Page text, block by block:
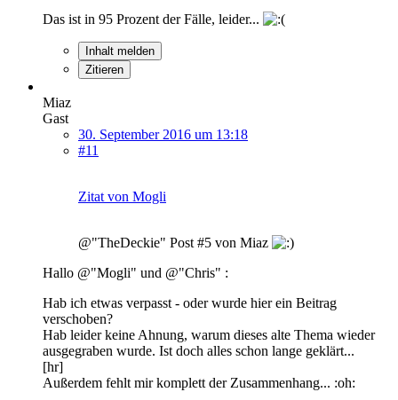
Das ist in 95 Prozent der Fälle, leider...
Inhalt melden
Zitieren
Miaz
Gast
30. September 2016 um 13:18
#11
Zitat von Mogli
@"TheDeckie" Post #5 von Miaz
Hallo @"Mogli" und @"Chris" :
Hab ich etwas verpasst - oder wurde hier ein Beitrag
verschoben?
Hab leider keine Ahnung, warum dieses alte Thema wieder
ausgegraben wurde. Ist doch alles schon lange geklärt...
[hr]
Außerdem fehlt mir komplett der Zusammenhang... :oh: